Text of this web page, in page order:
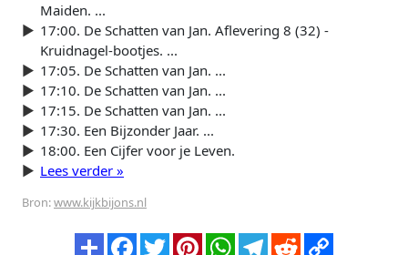
Maiden. ...
17:00. De Schatten van Jan. Aflevering 8 (32) -
Kruidnagel-bootjes. ...
17:05. De Schatten van Jan. ...
17:10. De Schatten van Jan. ...
17:15. De Schatten van Jan. ...
17:30. Een Bijzonder Jaar. ...
18:00. Een Cijfer voor je Leven.
Lees verder »
Bron:www.kijkbijons.nl